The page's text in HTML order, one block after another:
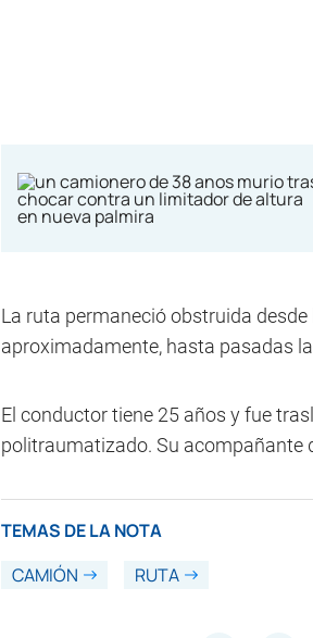
La ruta permaneció obstruida
aproximadamente, hasta pasadas
El conductor tiene 25 años y fue
politraumatizado. Su acompañante
TEMAS DE LA NOTA
CAMIÓN
RUTA